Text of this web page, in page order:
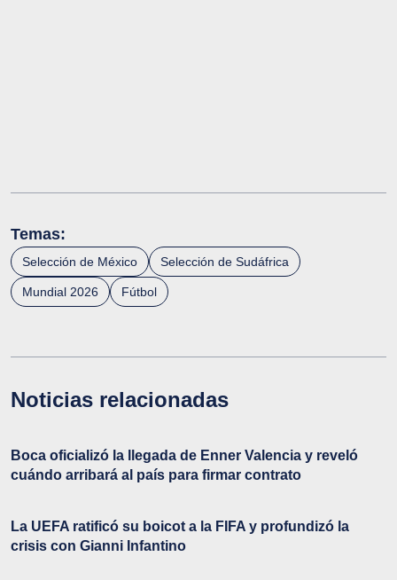
Temas:
Selección de México Selección de Sudáfrica
Mundial 2026 Fútbol
Noticias relacionadas
Boca oficializó la llegada de Enner Valencia y reveló
cuándo arribará al país para firmar contrato
La UEFA ratificó su boicot a la FIFA y profundizó la
crisis con Gianni Infantino